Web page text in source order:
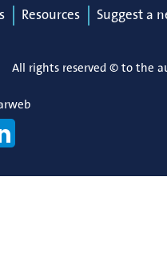
Resources
Suggest a
All rights reserved © to the